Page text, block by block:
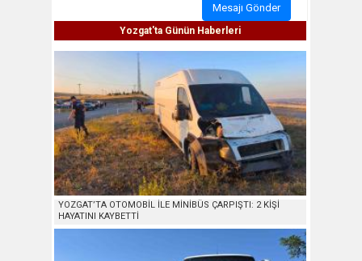
Mesajı Gönder
Yozgat'ta Günün Haberleri
YOZGAT’TA OTOMOBİL İLE MİNİBÜS ÇARPIŞTI: 2 KİŞİ
HAYATINI KAYBETTİ